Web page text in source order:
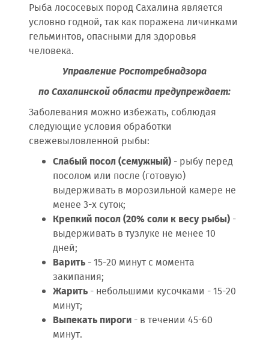
Рыба лососевых пород Сахалина является
условно годной, так как поражена личинками
гельминтов, опасными для здоровья
человека.
Управление Роспотребнадзора
по Сахалинской области предупреждает:
Заболевания можно избежать, соблюдая
следующие условия обработки
свежевыловленной рыбы:
Слабый посол (семужный) - рыбу перед
посолом или после (готовую)
выдерживать в морозильной камере не
менее 3-х суток;
Крепкий посол (20% соли к весу рыбы) -
выдерживать в тузлуке не менее 10
дней;
Варить - 15-20 минут с момента
закипания;
Жарить - небольшими кусочками - 15-20
минут;
Выпекать пироги - в течении 45-60
минут.